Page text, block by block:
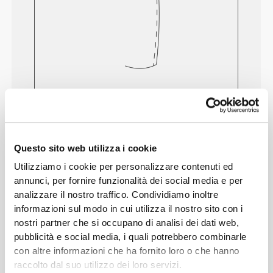
Questo sito web utilizza i cookie
Utilizziamo i cookie per personalizzare contenuti ed
annunci, per fornire funzionalità dei social media e per
analizzare il nostro traffico. Condividiamo inoltre
informazioni sul modo in cui utilizza il nostro sito con i
nostri partner che si occupano di analisi dei dati web,
pubblicità e social media, i quali potrebbero combinarle
con altre informazioni che ha fornito loro o che hanno
raccolto dal suo utilizzo dei loro servizi.
La vestibilità aderente mette in mostra la
silhouette del tuo corpo.
Regolare